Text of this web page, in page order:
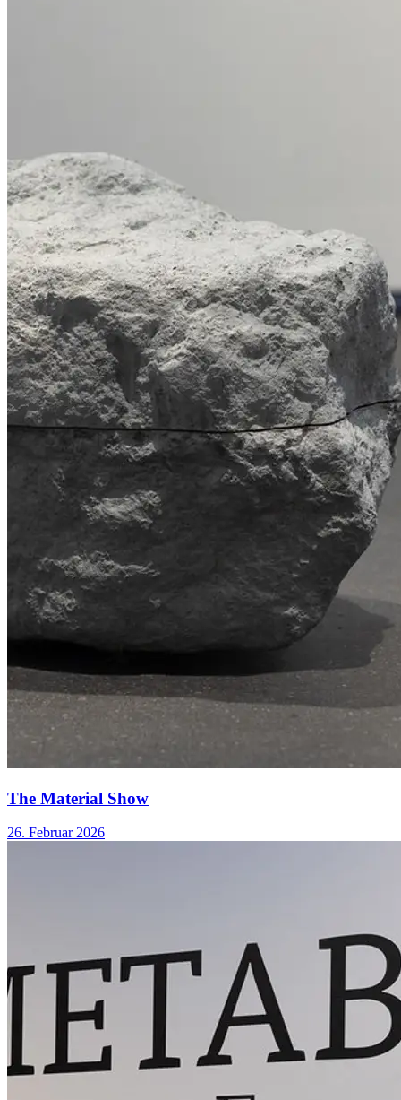
The Material Show
26. Februar 2026